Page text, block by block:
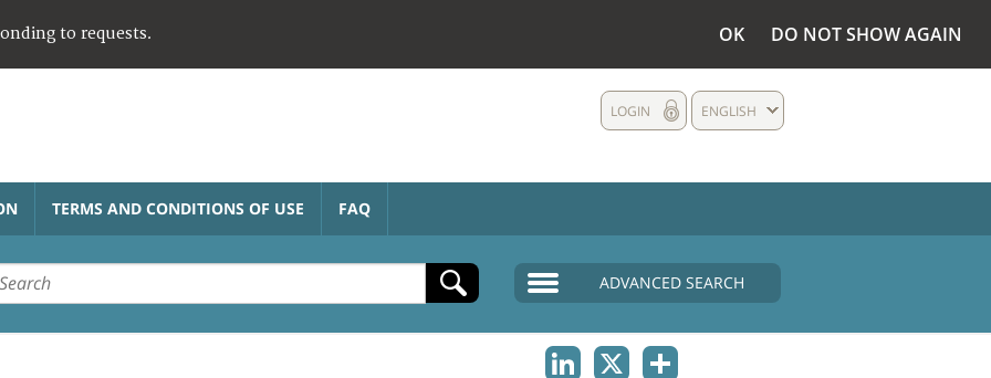
to requests. OK DO NOT SHOW AGAIN
ENGLISH
LOGIN
TERMS AND CONDITIONS OF USE FAQ
ADVANCED SEARCH